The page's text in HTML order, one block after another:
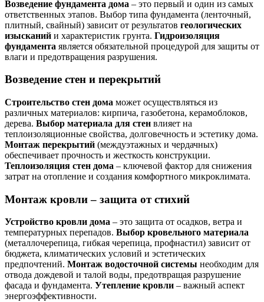
Возведение фундамента дома – это первый и один из самых
ответственных этапов. Выбор типа фундамента (ленточный,
плитный, свайный) зависит от результатов геологических
изысканий и характеристик грунта. Гидроизоляция
фундамента является обязательной процедурой для защиты от
влаги и предотвращения разрушения.
Возведение стен и перекрытий
Строительство стен дома может осуществляться из
различных материалов: кирпича, газобетона, керамоблоков,
дерева. Выбор материала для стен влияет на
теплоизоляционные свойства, долговечность и эстетику дома.
Монтаж перекрытий (междуэтажных и чердачных)
обеспечивает прочность и жесткость конструкции.
Теплоизоляция стен дома – ключевой фактор для снижения
затрат на отопление и создания комфортного микроклимата.
Монтаж кровли – защита от стихий
Устройство кровли дома – это защита от осадков, ветра и
температурных перепадов. Выбор кровельного материала
(металлочерепица, гибкая черепица, профнастил) зависит от
бюджета, климатических условий и эстетических
предпочтений. Монтаж водосточной системы необходим для
отвода дождевой и талой воды, предотвращая разрушение
фасада и фундамента. Утепление кровли – важный аспект
энергоэффективности.